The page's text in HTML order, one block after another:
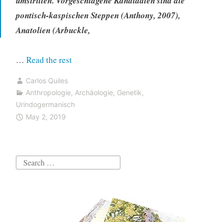
pontisch-kaspischen Steppen (Anthony, 2007),
Anatolien (Arbuckle,
… Read the rest
wahrscheinlichste
Quelle
die
der
Carlos Quiles
Anthropologie, Archäologie, Genetik,
Urindogermanisch
May 2, 2019
Search